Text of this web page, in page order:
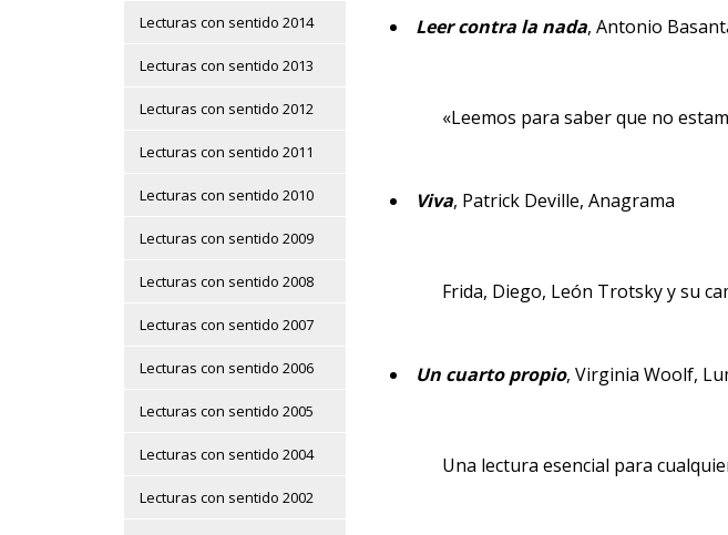
Lecturas con sentido 2014
Lecturas con sentido 2013
Lecturas con sentido 2012
Lecturas con sentido 2011
Lecturas con sentido 2010
Lecturas con sentido 2009
Lecturas con sentido 2008
Lecturas con sentido 2007
Lecturas con sentido 2006
Lecturas con sentido 2005
Lecturas con sentido 2004
Lecturas con sentido 2002
Leer contra la nada, Antonio
«Leemos para saber que no
Viva, Patrick Deville, Anagrama
Frida, Diego, León Trotsky y su
Un cuarto propio, Virginia Woolf,
Una lectura esencial para